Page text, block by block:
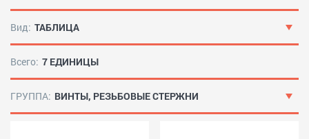
Вид: ТАБЛИЦА
Всего: 7 ЕДИНИЦЫ
ГРУППА: ВИНТЫ, РЕЗЬБОВЫЕ СТЕРЖНИ